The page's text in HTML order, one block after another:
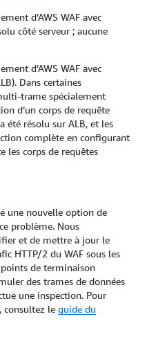
d’AWS WAF avec
côté serveur ; aucune
d’AWS WAF avec
Dans certaines
trame spécialement
d’un corps de requête
été résolu sur ALB, et les
complète en configurant
les corps de requêtes
une nouvelle option de
problème. Nous
et de mettre à jour le
HTTP/2 du WAF sous les
de terminaison
des trames de données
une inspection. Pour
consultez le guide du